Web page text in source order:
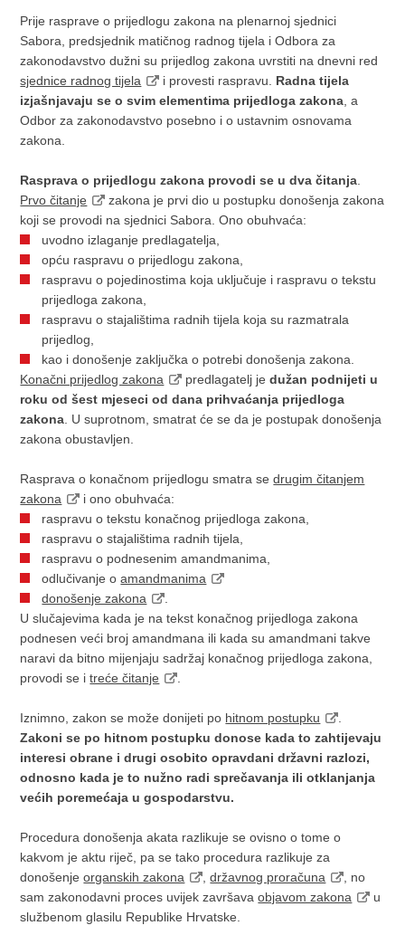
Prije rasprave o prijedlogu zakona na plenarnoj sjednici
Sabora, predsjednik matičnog radnog tijela i Odbora za
zakonodavstvo dužni su prijedlog zakona uvrstiti na dnevni red
sjednice radnog tijela
i provesti raspravu. Radna tijela
izjašnjavaju se o svim elementima prijedloga zakona , a
Odbor za zakonodavstvo posebno i o ustavnim osnovama
zakona.
Rasprava o prijedlogu zakona provodi se u dva čitanja
Prvo čitanje
zakona je prvi dio u postupku donošenja zakona
koji se provodi na sjednici Sabora. Ono obuhvaća:
uvodno izlaganje predlagatelja,
opću raspravu o prijedlogu zakona,
raspravu o pojedinostima koja uključuje i raspravu o tekstu
prijedloga zakona,
raspravu o stajalištima radnih tijela koja su razmatrala
prijedlog,
kao i donošenje zaključka o potrebi donošenja zakona.
Konačni prijedlog zakona
predlagatelj jedužan podnijeti u
roku od šest mjeseci od dana prihvaćanja prijedloga
zakona . U suprotnom, smatrat će se da je postupak donošenja
zakona obustavljen.
Rasprava o konačnom prijedlogu smatra sedrugim čitanjem
zakona
i ono obuhvaća:
raspravu o tekstu konačnog prijedloga zakona,
raspravu o stajalištima radnih tijela,
raspravu o podnesenim amandmanima,
odlučivanje oamandmanima
donošenje zakona
U slučajevima kada je na tekst konačnog prijedloga zakona
podnesen veći broj amandmana ili kada su amandmani takve
naravi da bitno mijenjaju sadržaj konačnog prijedloga zakona,
provodi se itreće čitanje
Iznimno, zakon se može donijeti po hitnom postupku
Zakoni se po hitnom postupku donose kada to zahtijevaju
interesi obrane i drugi osobito opravdani državni razlozi,
odnosno kada je to nužno radi sprečavanja ili otklanjanja
većih poremećaja u gospodarstvu.
Procedura donošenja akata razlikuje se ovisno o tome o
kakvom je aktu riječ, pa se tako procedura razlikuje za
donošenjeorganskih zakona ,državnog proračuna
, no
sam zakonodavni proces uvijek završavaobjavom zakona
u
službenom glasilu Republike Hrvatske.